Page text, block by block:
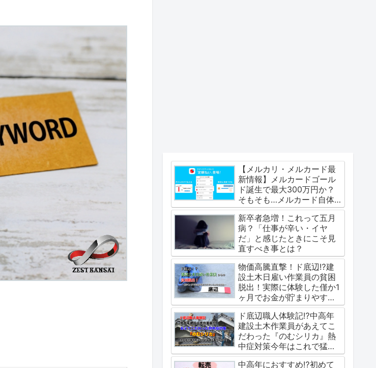
【メルカリ・メルカード最
新情報】メルカードゴール
ド誕生で最大300万円か？
そもそも…メルカード自体
は金融ブラックにも優しい
審査なのか？
新卒者急増！これって五月
病？「仕事が辛い・イヤ
だ」と感じたときにこそ見
直すべき事とは？
物価高騰直撃！ド底辺⁉建
設土木日雇い作業員の貧困
脱出！実際に体験した僅か1
ヶ月でお金が貯まりやすい
人になる方法
ド底辺職人体験記⁉中高年
建設土木作業員があえてこ
だわった『のむシリカ』熱
中症対策今年はこれで猛暑
を乗り切ろう！
中高年におすすめ⁉初めて